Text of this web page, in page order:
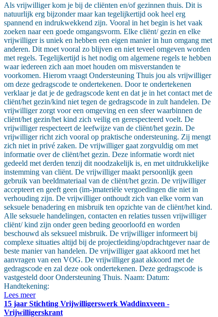
Als vrijwilliger kom je bij de cliënten en/of gezinnen thuis. Dit is
natuurlijk erg bijzonder maar kan tegelijkertijd ook heel erg
spannend en indrukwekkend zijn. Vooral in het begin is het vaak
zoeken naar een goede omgangsvorm. Elke cliënt/ gezin en elke
vrijwilliger is uniek en hebben een eigen manier in hun omgang met
anderen. Dit moet vooral zo blijven en niet teveel omgeven worden
met regels. Tegelijkertijd is het nodig om algemene regels te hebben
waar iedereen zich aan moet houden om misverstanden te
voorkomen. Hierom vraagt Ondersteuning Thuis jou als vrijwilliger
om deze gedragscode te ondertekenen. Door te ondertekenen
verklaar je dat je de gedragscode kent en dat je in het contact met de
cliënt/het gezin/kind niet tegen de gedragscode in zult handelen. De
vrijwilliger zorgt voor een omgeving en een sfeer waarbinnen de
cliënt/het gezin/het kind zich veilig en gerespecteerd voelt. De
vrijwilliger respecteert de leefwijze van de cliënt/het gezin. De
vrijwilliger richt zich vooral op praktische ondersteuning. Zij mengt
zich niet in privé zaken. De vrijwilliger gaat zorgvuldig om met
informatie over de cliënt/het gezin. Deze informatie wordt niet
gedeeld met derden tenzij dit noodzakelijk is, en met uitdrukkelijke
instemming van cliënt. De vrijwilliger maakt persoonlijk geen
gebruik van beeldmateriaal van de cliënt/het gezin. De vrijwilliger
accepteert en geeft geen (im-)materiële vergoedingen die niet in
verhouding zijn. De vrijwilliger onthoudt zich van elke vorm van
seksuele benadering en misbruik ten opzichte van de cliënt/het kind.
Alle seksuele handelingen, contacten en relaties tussen vrijwilliger
cliënt/ kind zijn onder geen beding geoorloofd en worden
beschouwd als seksueel misbruik. De vrijwilliger informeert bij
complexe situaties altijd bij de projectleiding/opdrachtgever naar de
beste manier van handelen. De vrijwilliger gaat akkoord met het
aanvragen van een VOG. De vrijwilliger gaat akkoord met de
gedragscode en zal deze ook ondertekenen. Deze gedragscode is
vastgesteld door Ondersteuning Thuis. Naam: Datum:
Handtekening:
Lees meer
15 jaar Stichting Vrijwilligerswerk Waddinxveen -
Vrijwilligerskrant